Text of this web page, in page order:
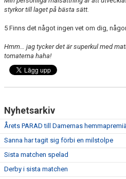
styrkor till laget på bästa sätt.
5 Finns det något ingen vet om dig,
Hmm… jag tycker det är superkul med
tomaterna haha!
Nyhetsarkiv
Årets PARAD till Damernas
Sanna har tagit sig förbi en milstolpe
Sista matchen spelad
Derby i sista matchen